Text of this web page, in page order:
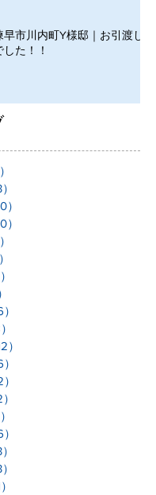
早市川内町Y様邸｜お引渡し
した！！
）
）
）
）
）
）
）